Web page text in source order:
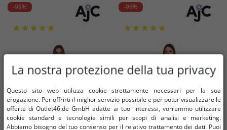
-98% -98%
La nostra protezione della tua privacy
Questo sito web utilizza cookie strettamente necessari per la sua
erogazione. Per offrirti il ​​miglior servizio possibile e per poter visualizzare le
offerte di Outlet46.de GmbH adatte ai tuoi interessi, vorremmo utilizzare
cookie standard e tecnologie simili per scopi di analisi e marketing.
Abbiamo bisogno del tuo consenso per il relativo trattamento dei dati. Puoi